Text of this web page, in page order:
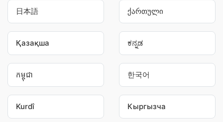
日本語 ქართული
Қазақша ಕನ್ನಡ
កម្ពុជា 한국어
Kurdî Кыргызча